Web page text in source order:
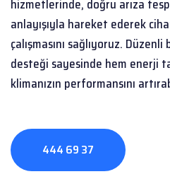
hizmetlerinde, doğru arıza
anlayışıyla hareket ederek
çalışmasını sağlıyoruz.
desteği sayesinde hem enerji
klimanızın performansını
444 69 37